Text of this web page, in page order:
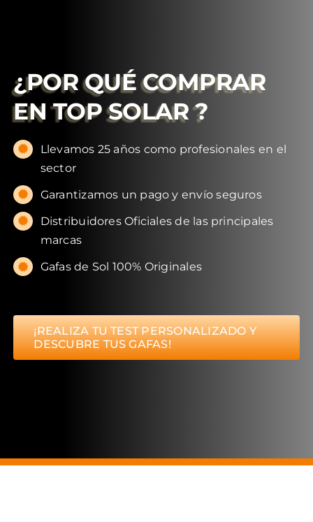
¿POR QUÉ COMPRAR
EN TOP SOLAR ?
Llevamos 25 años como profesionales en el
sector
Garantizamos un pago y envío seguros
Distribuidores Oficiales de las principales
marcas
Gafas de Sol 100% Originales
¡REALIZA TU TEST PERSONALIZADO Y
DESCUBRE TUS GAFAS!